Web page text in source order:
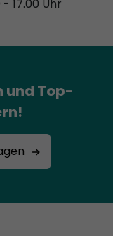
17.00 Uhr
und Top-